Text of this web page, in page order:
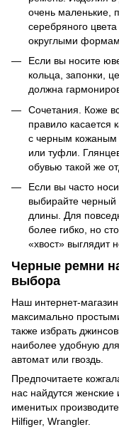
очень маленькие,
серебряного
округлыми
Если вы носите
кольца, запонки,
должна
Сочетания. Коже
правило касается
с черным кожаным
или туфли.
обувью такой же
Если вы часто
выбирайте черный
длины. Для
более гибко, но
«хвост» выглядит
Черные ремни
выбора
Наш интернет-
максимально
также избрать
наиболее удобную
автомат или гвоздь.
Предпочитаете
нас найдутся
именитых
Hilfiger, Wrangler.